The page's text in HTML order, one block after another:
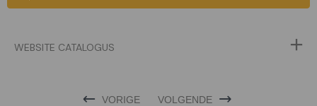
WEBSITE CATALOGUS
VORIGE VOLGENDE